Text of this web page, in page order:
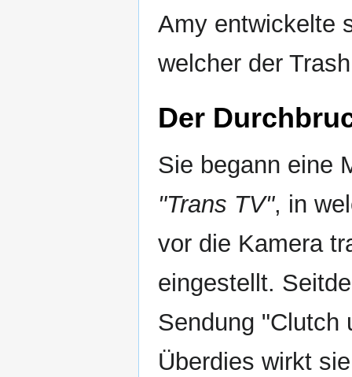
Amy entwickelte
welcher der
Der
Sie begann eine
"Trans TV", in
vor die Kamera
eingestellt.
Sendung
Überdies wirkt